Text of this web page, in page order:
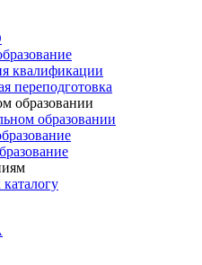
квалификации
переподготовка
образовании
образовании